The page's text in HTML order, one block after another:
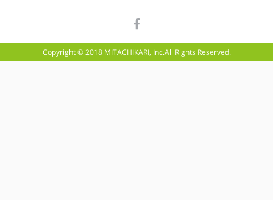
Copyright © 2018 MITACHIKARI, Inc.All Rights Reserved.